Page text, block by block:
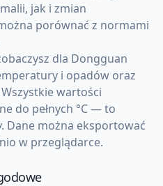
jak i zmian
porównać z normami
dla Dongguan
i opadów oraz
wartości
do pełnych °C — to
Dane można eksportować
w przeglądarce.